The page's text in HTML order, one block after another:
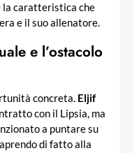
la caratteristica che
e il suo allenatore.
e l’ostacolo
concreta. Eljif
con il Lipsia, ma
a puntare su
di fatto alla